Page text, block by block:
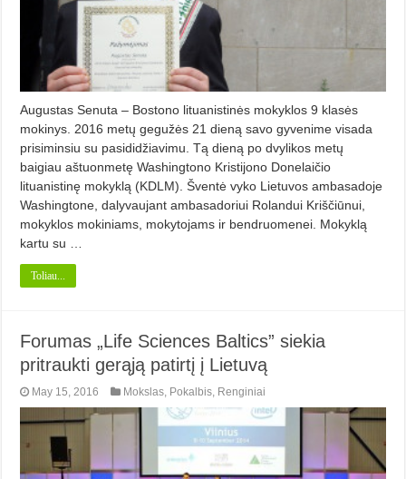
Augustas Senuta – Bostono lituanistinės mokyklos 9 klasės
mokinys. 2016 metų gegužės 21 dieną savo gyvenime visada
prisiminsiu su pasididžiavimu. Tą dieną po dvylikos metų
baigiau aštuonmetę Washingtono Kristijono Donelaičio
lituanistinę mokyklą (KDLM). Šventė vyko Lietuvos ambasadoje
Washingtone, dalyvaujant ambasadoriui Rolandui Kriščiūnui,
mokyklos mokiniams, mokytojams ir bendruomenei. Mokyklą
kartu su …
Toliau...
Forumas „Life Sciences Baltics” siekia
pritraukti gerąją patirtį į Lietuvą
May 15, 2016 Mokslas, Pokalbis, Renginiai